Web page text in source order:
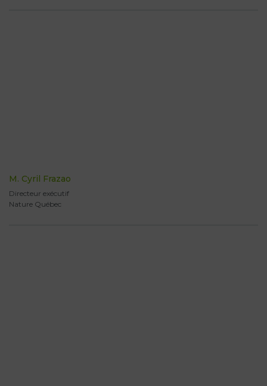
M. Cyril Frazao
Directeur exécutif
Nature Québec